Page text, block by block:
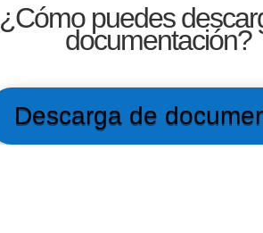
¿Cómo puedes
documentación?
Descarga de